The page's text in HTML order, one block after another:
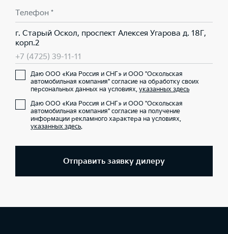
Телефон *
г. Старый Оскол, проспект Алексея Угарова д. 18Г,
корп.2
+7 (4725) 39-11-11
Даю ООО «Киа Россия и СНГ» и ООО "Оскольская
автомобильная компания" согласие на обработку своих
персональных данных на условиях, указанных здесь
Даю ООО «Киа Россия и СНГ» и ООО "Оскольская
автомобильная компания" согласие на получение
информации рекламного характера на условиях,
указанных здесь.
Отправить заявку дилеру